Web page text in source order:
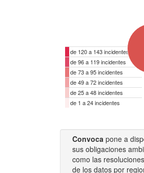
de 120 a 143 incidentes
de 96 a 119 incidentes
de 73 a 95 incidentes
de 49 a 72 incidentes
de 25 a 48 incidentes
de 1 a 24 incidentes
Convoca pone a
sus obligaciones
como las
de los datos por